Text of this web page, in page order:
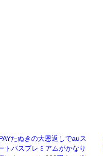
たぬきの大恩返しでauス
トパスプレミアムがかなり